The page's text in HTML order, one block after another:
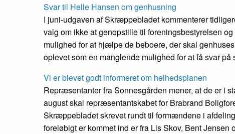
Svar til Helle Hansen om genhusning
I juni-udgaven af Skræppebladet kommenterer
valg om ikke at genopstille til foreningsbestyrelsen
mulighed for at hjælpe de beboere, der skal
oplevet som en manglende mulighed for at få svar
Vi er blevet godt informeret om helheds­planen
Repræsentanter fra Sonnesgården mener, at de er i
august skal repræsentantskabet for Brabrand
Skræppebladet skrevet rundt til formændene i
foreløbigt er kommet ind er fra Lis Skov, Bent